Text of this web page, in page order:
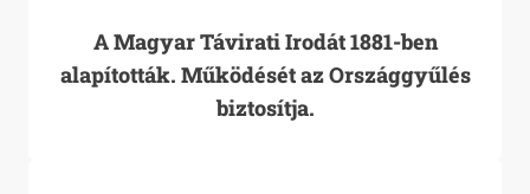
A Magyar Távirati Irodát 1881-ben
alapították. Működését az Országgyűlés
biztosítja.